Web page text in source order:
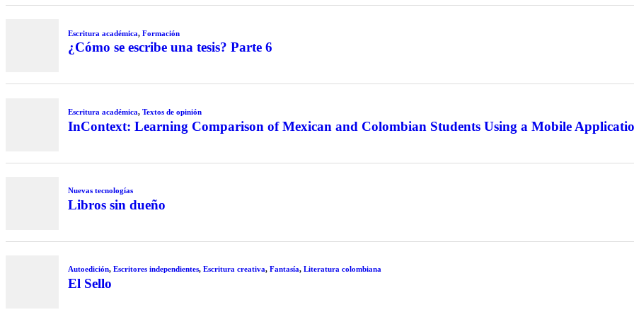
Escritura académica, Formación
¿Cómo se escribe una tesis? Parte 6
Escritura académica, Textos de opinión
InContext: Learning Comparison of Mexican and Colombian Students Using a Mobile
Nuevas tecnologías
Libros sin dueño
Autoedición, Escritores independientes, Escritura creativa, Fantasía, Literatura colombiana
El Sello